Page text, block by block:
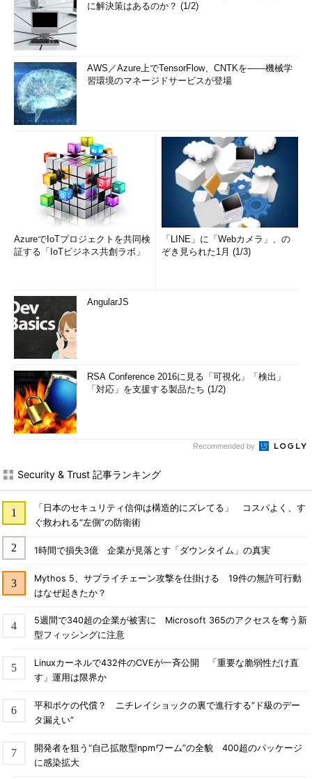
に解決策はあるのか？ (1/2)
AWS／Azure上でTensorFlow、CNTKを――機械学
習環境のマネージドサービスが登場
AzureでIoTプロジェクトを共同検
証する「IoTビジネス共創ラボ」
「LINE」に「Webカメラ」、の
ぞき見られた1月 (1/3)
AngularJS
RSA Conference 2016に見る「可視化」「検出」
「対応」を支援する製品たち (1/2)
Recommended by
Security & Trust 記事ランキング
「日本のセキュリティ信仰は構造的にズレてる」 コスパよく、す
ぐ救われる“左側”の防衛術
1時間で損失3億 企業が見落とす「ダウンタイム」の真実
Mythos 5、サプライチェーン攻撃を仕掛ける 19件の無許可行動
はなぜ起きたか？
5週間で340超の企業が被害に Microsoft 365のアクセスを奪う新
型フィッシングに注意
Linuxカーネルで432件のCVEが一斉公開 「重要な脆弱性だけ直
す」運用は限界か
平和ボケの代償？ ニチレイショックの裏で進行する“ド級のデー
タ漏えい”
開発者を狙う“自己拡散型npmワーム”の全貌 400超のパッケージ
に感染拡大